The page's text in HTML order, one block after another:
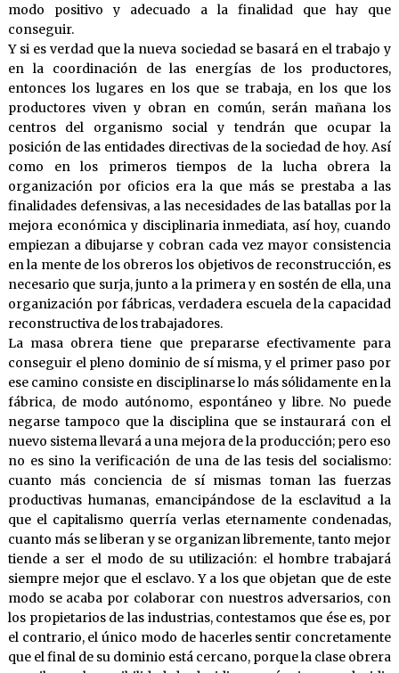
modo positivo y adecuado a la finalidad que hay que
conseguir.
Y si es verdad que la nueva sociedad se basará en el trabajo y
en la coordinación de las energías de los productores,
entonces los lugares en los que se trabaja, en los que los
productores viven y obran en común, serán mañana los
centros del organismo social y tendrán que ocupar la
posición de las entidades directivas de la sociedad de hoy. Así
como en los primeros tiempos de la lucha obrera la
organización por oficios era la que más se prestaba a las
finalidades defensivas, a las necesidades de las batallas por la
mejora económica y disciplinaria inmediata, así hoy, cuando
empiezan a dibujarse y cobran cada vez mayor consistencia
en la mente de los obreros los objetivos de reconstrucción, es
necesario que surja, junto a la primera y en sostén de ella, una
organización por fábricas, verdadera escuela de la capacidad
reconstructiva de los trabajadores.
La masa obrera tiene que prepararse efectivamente para
conseguir el pleno dominio de sí misma, y el primer paso por
ese camino consiste en disciplinarse lo más sólidamente en la
fábrica, de modo autónomo, espontáneo y libre. No puede
negarse tampoco que la disciplina que se instaurará con el
nuevo sistema llevará a una mejora de la producción; pero eso
no es sino la verificación de una de las tesis del socialismo:
cuanto más conciencia de sí mismas toman las fuerzas
productivas humanas, emancipándose de la esclavitud a la
que el capitalismo querría verlas eternamente condenadas,
cuanto más se liberan y se organizan libremente, tanto mejor
tiende a ser el modo de su utilización: el hombre trabajará
siempre mejor que el esclavo. Y a los que objetan que de este
modo se acaba por colaborar con nuestros adversarios, con
los propietarios de las industrias, contestamos que ése es, por
el contrario, el único modo de hacerles sentir concretamente
que el final de su dominio está cercano, porque la clase obrera